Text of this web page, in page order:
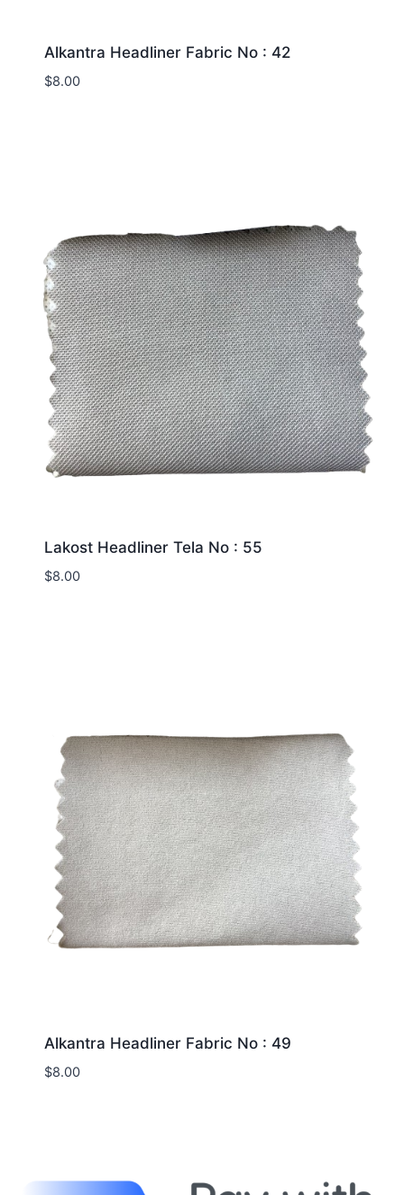
Alkantra Headliner Fabric No : 42
$8.00
Lakost Headliner Tela No : 55
$8.00
Alkantra Headliner Fabric No : 49
$8.00